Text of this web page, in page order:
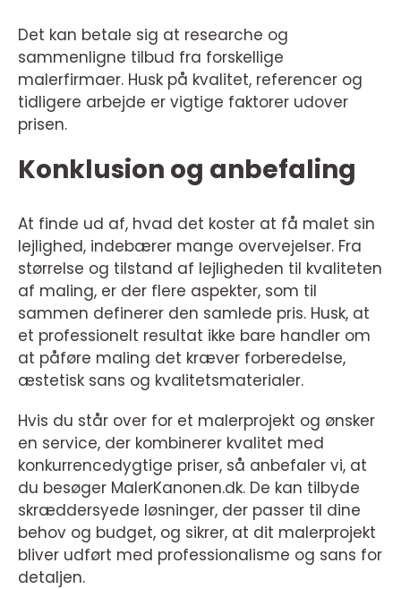
Det kan betale sig at researche og
sammenligne tilbud fra forskellige
malerfirmaer. Husk på kvalitet, referencer og
tidligere arbejde er vigtige faktorer udover
prisen.
Konklusion og anbefaling
At finde ud af, hvad det koster at få malet sin
lejlighed, indebærer mange overvejelser. Fra
størrelse og tilstand af lejligheden til kvaliteten
af maling, er der flere aspekter, som til
sammen definerer den samlede pris. Husk, at
et professionelt resultat ikke bare handler om
at påføre maling det kræver forberedelse,
æstetisk sans og kvalitetsmaterialer.
Hvis du står over for et malerprojekt og ønsker
en service, der kombinerer kvalitet med
konkurrencedygtige priser, så anbefaler vi, at
du besøger MalerKanonen.dk. De kan tilbyde
skræddersyede løsninger, der passer til dine
behov og budget, og sikrer, at dit malerprojekt
bliver udført med professionalisme og sans for
detaljen.